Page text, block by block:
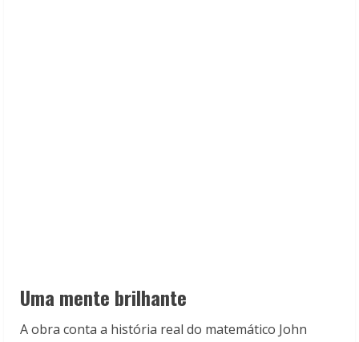
Uma mente brilhante
A obra conta a história real do matemático John